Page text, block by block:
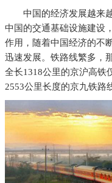
中国的经济发展越来
中国的交通基础设施建设
作用，随着中国经济的不
迅速发展。铁路线繁多，
全长1318公里的京沪高铁
2553公里长度的京九铁路